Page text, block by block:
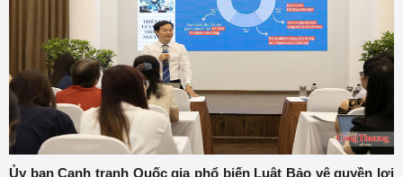
Ủy ban Cạnh tranh Quốc gia phổ biến Luật Bảo vệ quyền lợi